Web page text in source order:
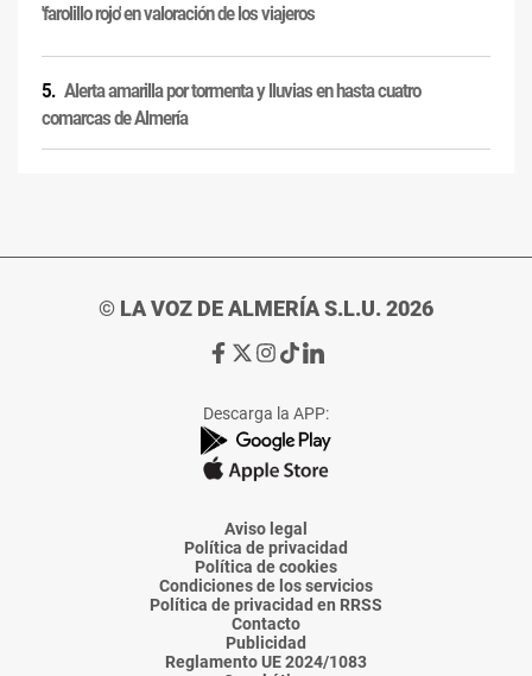
'farolillo rojo' en valoración de los viajeros
Alerta amarilla por tormenta y lluvias en hasta cuatro
comarcas de Almería
© LA VOZ DE ALMERÍA S.L.U. 2026
Ir
de
La
Voz
Almería
Ir
de
La
Voz
Almería
Ir
de
La
Voz
Almería
Ir
de
La
Voz
Almería
Ir
de
La
Voz
Descarga la APP:
Aviso legal
Política de privacidad
Política de cookies
Condiciones de los servicios
Política de privacidad en RRSS
Contacto
Publicidad
Reglamento UE 2024/1083